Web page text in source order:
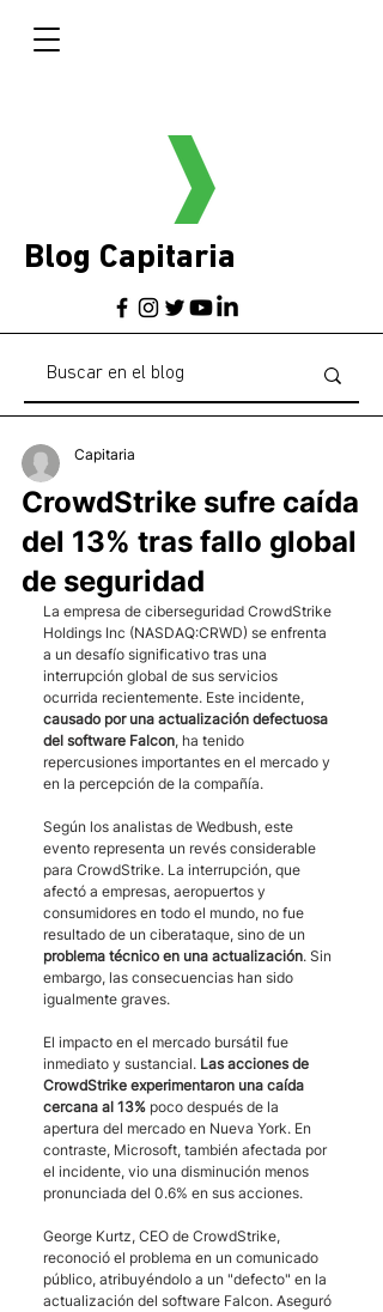
Blog Capitaria
CrowdStrike sufre caída
del 13% tras fallo global
de seguridad
Capitaria
La empresa de ciberseguridad CrowdStrike
Holdings Inc (NASDAQ:CRWD) se enfrenta
a un desafío significativo tras una
interrupción global de sus servicios
ocurrida recientemente. Este incidente,
causado por una actualización defectuosa
del software Falcon, ha tenido
repercusiones importantes en el mercado y
en la percepción de la compañía.
Según los analistas de Wedbush, este
evento representa un revés considerable
para CrowdStrike. La interrupción, que
afectó a empresas, aeropuertos y
consumidores en todo el mundo, no fue
resultado de un ciberataque, sino de un
problema técnico en una actualización. Sin
embargo, las consecuencias han sido
igualmente graves.
El impacto en el mercado bursátil fue
inmediato y sustancial. Las acciones de
CrowdStrike experimentaron una caída
cercana al 13% poco después de la
apertura del mercado en Nueva York. En
contraste, Microsoft, también afectada por
el incidente, vio una disminución menos
pronunciada del 0.6% en sus acciones.
George Kurtz, CEO de CrowdStrike,
reconoció el problema en un comunicado
público, atribuyéndolo a un "defecto" en la
actualización del software Falcon. Aseguró